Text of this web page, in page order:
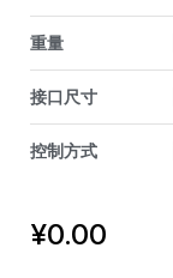
重量
接口尺寸
控制方式
¥0.00